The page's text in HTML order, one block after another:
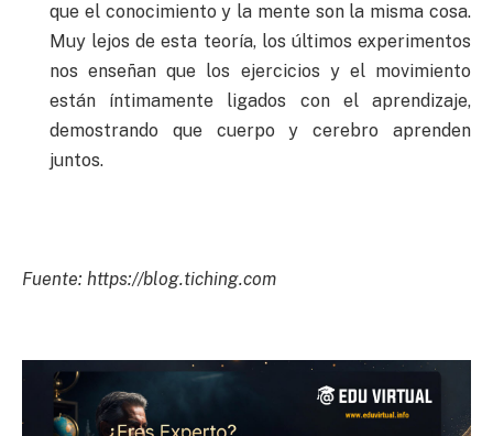
que el conocimiento y la mente son la misma cosa.
Muy lejos de esta teoría, los últimos experimentos
nos enseñan que los ejercicios y el movimiento
están íntimamente ligados con el aprendizaje,
demostrando que cuerpo y cerebro aprenden
juntos.
Fuente: https://blog.tiching.com